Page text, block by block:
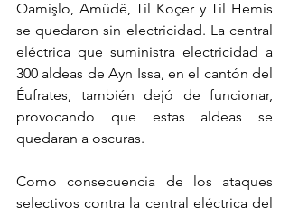
Qamişlo, Amûdê, Til Koçer y Til Hemis
se quedaron sin electricidad. La central
eléctrica que suministra electricidad a
300 aldeas de Ayn Issa, en el cantón del
Éufrates, también dejó de funcionar,
provocando que estas aldeas se
quedaran a oscuras.
Como consecuencia de los ataques
selectivos contra la central eléctrica del